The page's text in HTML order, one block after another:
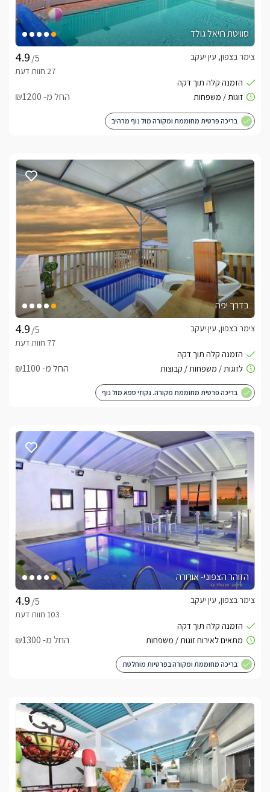
סוויטת רויאל גולד
/5
צימר בצפון, עין יעקב
החל מ- ₪1200
בריכה פרטית מחוממת ומקורה מול נוף מרהיב
בדרך יפה
/5
צימר בצפון, עין יעקב
החל מ- ₪1100
בריכה פרטית מחוממת מקורה. גקוזי ספא מול נוף
הזוהר הצפוני- אורורה
/5
צימר בצפון, עין יעקב
החל מ- ₪1300
בריכה מחוממת ומקורה בפרטיות מוחלטת